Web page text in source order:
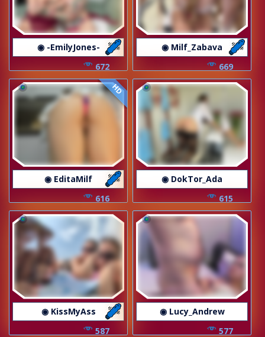
◉ -EmilyJones-
672
◉ Milf_Zabava
669
HD
◉ EditaMilf
616
◉ DokTor_Ada
615
◉ KissMyAss
587
◉ Lucy_Andrew
577